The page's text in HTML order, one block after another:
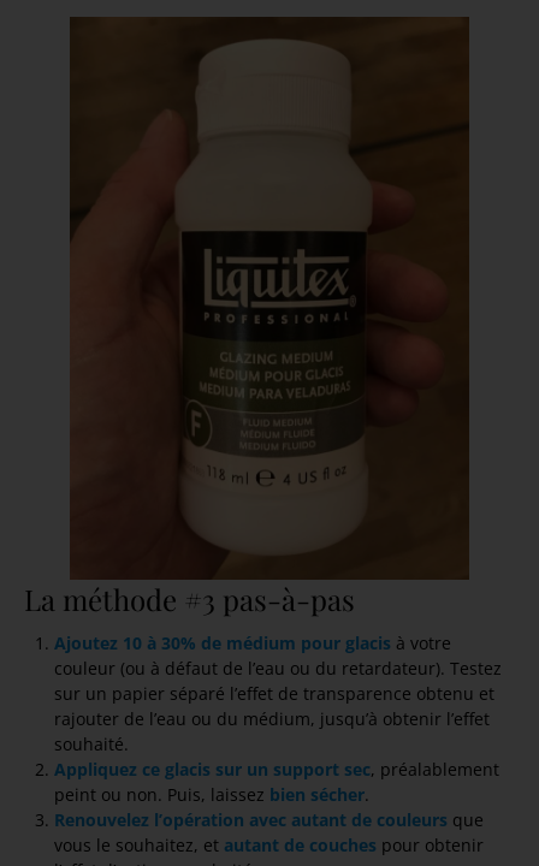
La méthode #3 pas-à-pas
Ajoutez 10 à 30% de médium pour glacis à votre
couleur (ou à défaut de l’eau ou du retardateur). Testez
sur un papier séparé l’effet de transparence obtenu et
rajouter de l’eau ou du médium, jusqu’à obtenir l’effet
souhaité.
Appliquez ce glacis sur un support sec, préalablement
peint ou non. Puis, laissez bien sécher.
Renouvelez l’opération avec autant de couleurs que
vous le souhaitez, et autant de couches pour obtenir